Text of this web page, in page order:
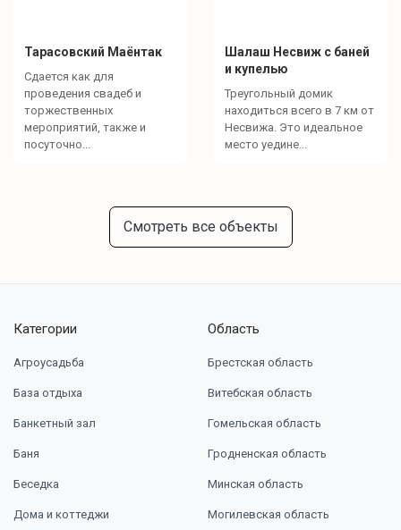
Тарасовский Маёнтак
Сдается как для
проведения свадеб и
торжественных
мероприятий, также и
посуточно...
Шалаш Несвиж с баней
и купелью
Треугольный домик
находиться всего в 7 км от
Несвижа. Это идеальное
место уедине...
Смотреть все объекты
Категории
Агроусадьба
База отдыха
Банкетный зал
Баня
Беседка
Дома и коттеджи
Область
Брестская область
Витебская область
Гомельская область
Гродненская область
Минская область
Могилевская область